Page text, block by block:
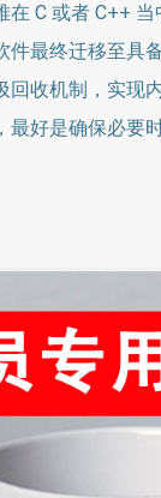
C 或者 C++
件最终迁移至具
回收机制，实现
好是确保必要